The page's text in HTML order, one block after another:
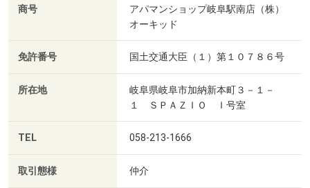
商号
アパマンショップ岐阜駅南店（株）
オーキッド
免許番号 国土交通大臣（１）第１０７８６号
所在地
岐阜県岐阜市加納新本町３－１－
１ ＳＰＡＺＩＯ Ｉ号室
TEL 058-213-1666
取引態様 仲介